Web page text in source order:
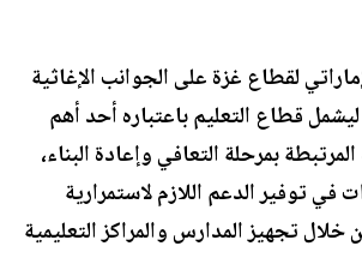
لقطاع غزة على الجوانب الإغاثية
قطاع التعليم باعتباره أحد أهم
بمرحلة التعافي وإعادة البناء،
في توفير الدعم اللازم لاستمرارية
خلال تجهيز المدارس والمراكز التعليمية